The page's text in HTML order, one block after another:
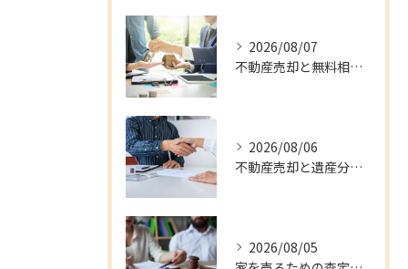
2026/08/07
不動産売却と無料相談を兵庫県伊丹市で安心して進める窓口・支援制度の徹底ガイド
2026/08/06
不動産売却と遺産分割を兵庫県伊丹市で円滑に進める実践的な手順と注意点
2026/08/05